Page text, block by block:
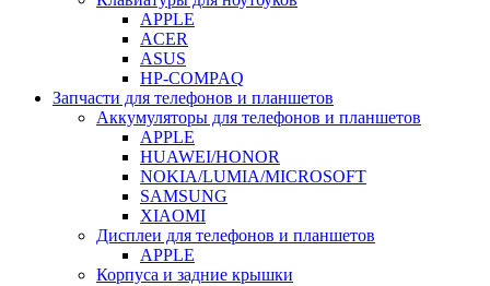
APPLE
ACER
ASUS
HP-COMPAQ
Запчасти для телефонов и планшетов
Аккумуляторы для телефонов и планшетов
APPLE
HUAWEI/HONOR
NOKIA/LUMIA/MICROSOFT
SAMSUNG
XIAOMI
Дисплеи для телефонов и планшетов
APPLE
Корпуса и задние крышки